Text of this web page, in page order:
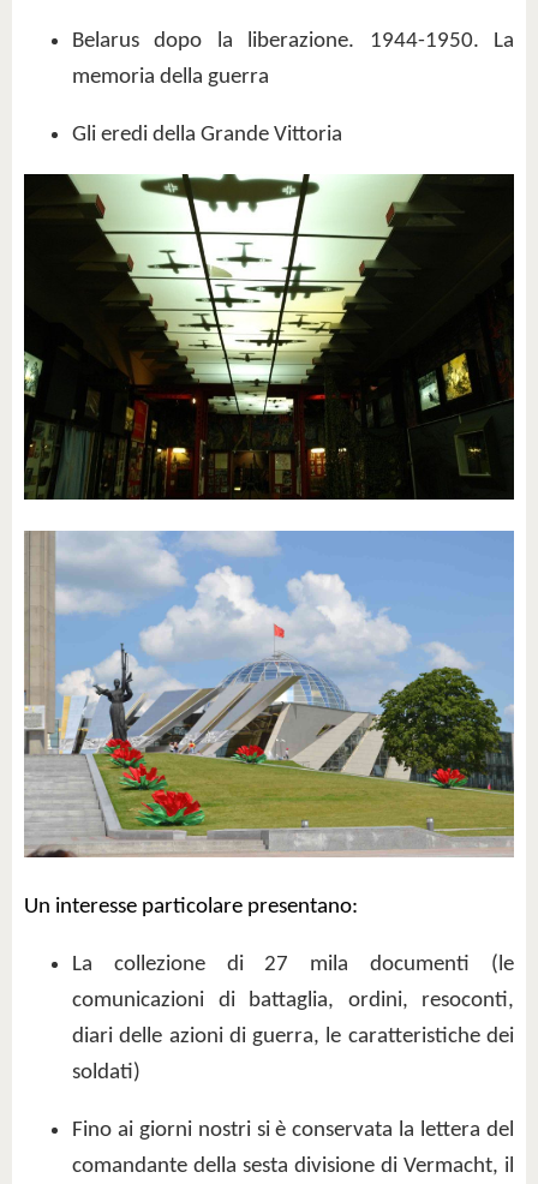
Belarus dopo la liberazione. 1944-1950. La
memoria della guerra
Gli eredi della Grande Vittoria
Un interesse particolare presentano:
La collezione di 27 mila documenti (le
comunicazioni di battaglia, ordini, resoconti,
diari delle azioni di guerra, le caratteristiche dei
soldati)
Fino ai giorni nostri si è conservata la lettera del
comandante della sesta divisione di Vermacht, il